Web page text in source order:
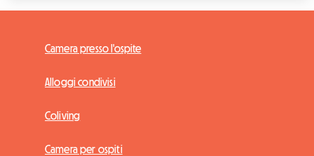
Camera presso l'ospite
Alloggi condivisi
Coliving
Camera per ospiti